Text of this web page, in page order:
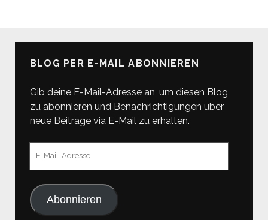
BLOG PER E-MAIL ABONNIEREN
Gib deine E-Mail-Adresse an, um diesen Blog
zu abonnieren und Benachrichtigungen über
neue Beiträge via E-Mail zu erhalten.
Abonnieren